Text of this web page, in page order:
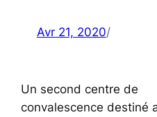
Avr 21, 2020/
Un second centre de
convalescence destiné